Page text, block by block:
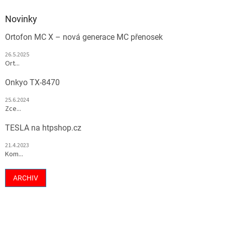
Novinky
Ortofon MC X – nová generace MC přenosek
26.5.2025
Ort...
Onkyo TX-8470
25.6.2024
Zce...
TESLA na htpshop.cz
21.4.2023
Kom...
ARCHIV